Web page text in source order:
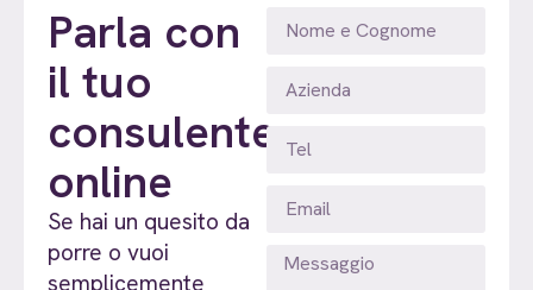
Parla con
il tuo
consulente
online
Se hai un quesito da
porre o vuoi
semplicemente